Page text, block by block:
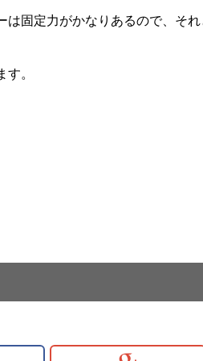
は固定力がかなりあるので、そ
。